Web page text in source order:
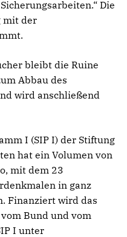
Die
mit der
bleibt die Ruine
Abbau des
wird anschließend
I (SIP I) der Stiftung
hat ein Volumen von
mit dem 23
in ganz
Finanziert wird das
Bund und vom
I unter